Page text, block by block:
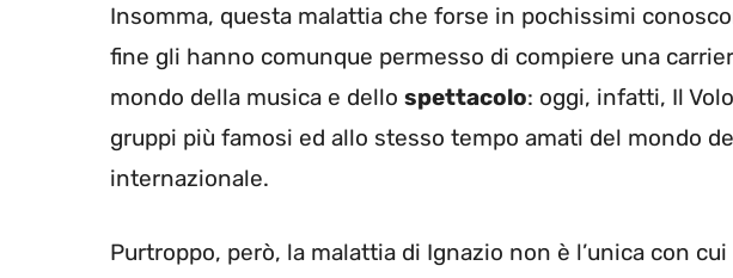
Insomma, questa malattia che forse in pochissimi
fine gli hanno comunque permesso di compiere una
mondo della musica e dello spettacolo: oggi, infatti, Il
gruppi più famosi ed allo stesso tempo amati del mondo
internazionale.
Purtroppo, però, la malattia di Ignazio non è l’unica con